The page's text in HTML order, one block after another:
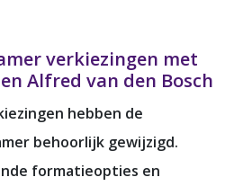
verkiezingen met
Alfred van den Bosch
hebben de
behoorlijk gewijzigd.
formatieopties en